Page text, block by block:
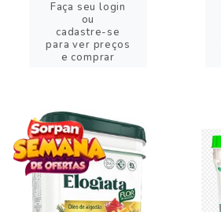
Faça seu login
ou
cadastre-se
para ver preços
e comprar